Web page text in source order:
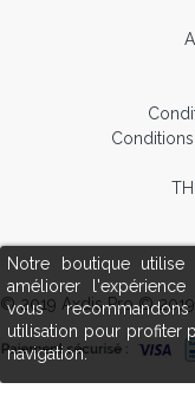
Notre boutique
améliorer
vous
utilisation pour profiter
navigation.
© 2019 Axdis Pro ©